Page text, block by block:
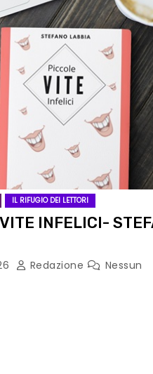
IL RIFUGIO DEI LETTORI
INFELICI-
Redazione
Nessun